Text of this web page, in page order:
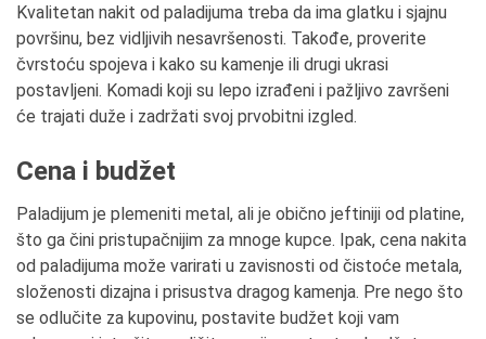
Kvalitetan nakit od paladijuma treba da ima glatku i sjajnu
površinu, bez vidljivih nesavršenosti. Takođe, proverite
čvrstoću spojeva i kako su kamenje ili drugi ukrasi
postavljeni. Komadi koji su lepo izrađeni i pažljivo završeni
će trajati duže i zadržati svoj prvobitni izgled.
Cena i budžet
Paladijum je plemeniti metal, ali je obično jeftiniji od platine,
što ga čini pristupačnijim za mnoge kupce. Ipak, cena nakita
od paladijuma može varirati u zavisnosti od čistoće metala,
složenosti dizajna i prisustva dragog kamenja. Pre nego što
se odlučite za kupovinu, postavite budžet koji vam